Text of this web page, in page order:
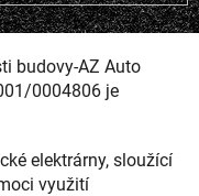
budovy-AZ Auto
0004806 je
elektrárny, sloužící
využití